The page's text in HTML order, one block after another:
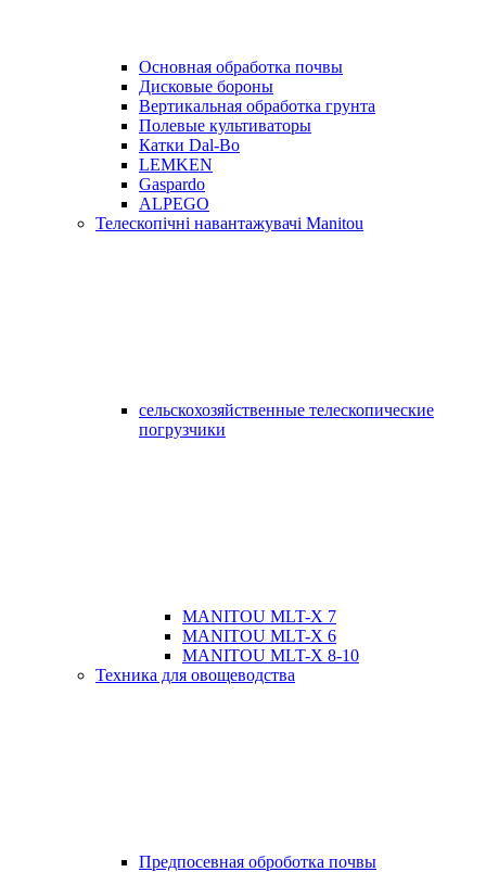
Основная обработка почвы
Дисковые бороны
Вертикальная обработка грунта
Полевые культиваторы
Катки Dal-Bo
LEMKEN
Gaspardo
ALPEGO
Телескопічні навантажувачі Manitou
сельскохозяйственные телескопические
погрузчики
MANITOU MLT-X 7
MANITOU MLT-X 6
MANITOU MLT-X 8-10
Техника для овощеводства
Предпосевная оброботка почвы